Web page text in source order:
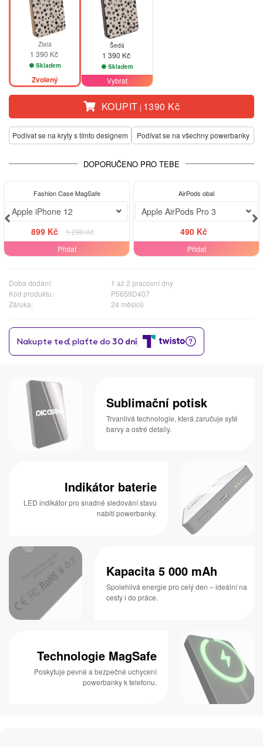
Zlatá
1 390 Kč
Skladem
Zvolený
Šedá
1 390 Kč
Skladem
Vybrat
KOUPIT | 1390 Kč
Podívat se na kryty s tímto designem Podívat se na všechny powerbanky
DOPORUČENO PRO TEBE
Fashion Case MagSafe
Apple iPhone 12
899 Kč
1 290 Kč
Přidat
AirPods obal
Apple AirPods Pro 3
490 Kč
Přidat
Doba dodání:
1 až 2 pracovní dny
Kód produktu:
P5659D407
Záruka:
24 měsíců
Sublimační potisk
Trvanlivá technologie, která zaručuje syté
barvy a ostré detaily.
Indikátor baterie
LED indikátor pro snadné sledování stavu
nabití powerbanky.
Kapacita 5 000 mAh
Spolehlivá energie pro celý den – ideální na
cesty i do práce.
Technologie MagSafe
Poskytuje pevné a bezpečné uchycení
powerbanky k telefonu.